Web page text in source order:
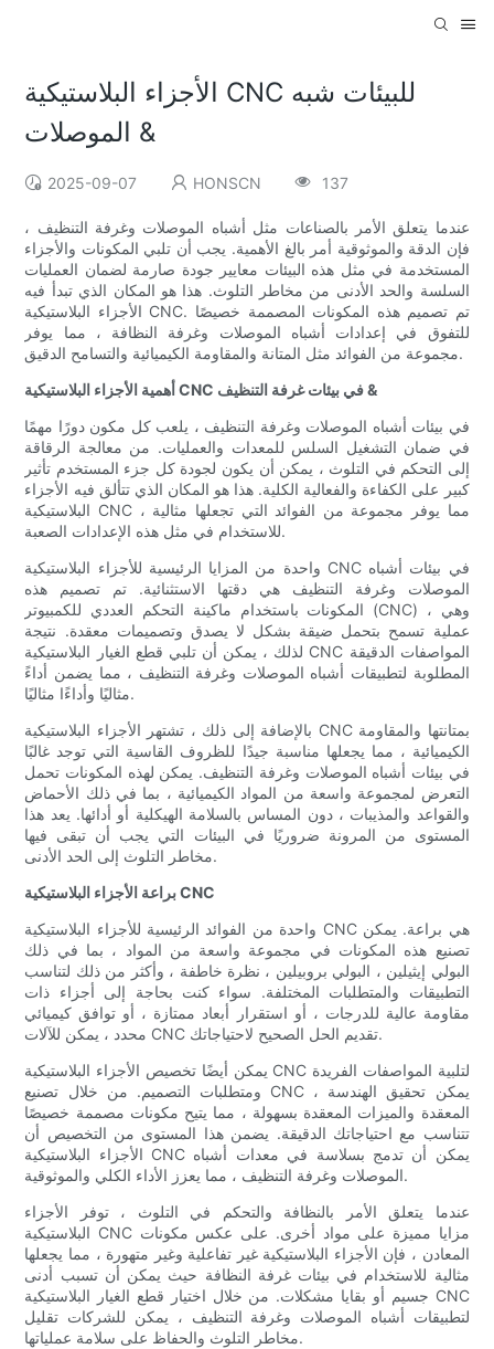
الأجزاء البلاستيكية CNC للبيئات شبه
الموصلات &
2025-09-07 HONSCN 137
عندما يتعلق الأمر بالصناعات مثل أشباه الموصلات وغرفة التنظيف ،
فإن الدقة والموثوقية أمر بالغ الأهمية. يجب أن تلبي المكونات والأجزاء
المستخدمة في مثل هذه البيئات معايير جودة صارمة لضمان العمليات
السلسة والحد الأدنى من مخاطر التلوث. هذا هو المكان الذي تبدأ فيه
الأجزاء البلاستيكية CNC. تم تصميم هذه المكونات المصممة خصيصًا
للتفوق في إعدادات أشباه الموصلات وغرفة النظافة ، مما يوفر
مجموعة من الفوائد مثل المتانة والمقاومة الكيميائية والتسامح الدقيق.
أهمية الأجزاء البلاستيكية CNC في بيئات غرفة التنظيف &
في بيئات أشباه الموصلات وغرفة التنظيف ، يلعب كل مكون دورًا مهمًا
في ضمان التشغيل السلس للمعدات والعمليات. من معالجة الرقاقة
إلى التحكم في التلوث ، يمكن أن يكون لجودة كل جزء المستخدم تأثير
كبير على الكفاءة والفعالية الكلية. هذا هو المكان الذي تتألق فيه الأجزاء
البلاستيكية CNC ، مما يوفر مجموعة من الفوائد التي تجعلها مثالية
للاستخدام في مثل هذه الإعدادات الصعبة.
واحدة من المزايا الرئيسية للأجزاء البلاستيكية CNC في بيئات أشباه
الموصلات وغرفة التنظيف هي دقتها الاستثنائية. تم تصميم هذه
المكونات باستخدام ماكينة التحكم العددي للكمبيوتر (CNC) ، وهي
عملية تسمح بتحمل ضيقة بشكل لا يصدق وتصميمات معقدة. نتيجة
لذلك ، يمكن أن تلبي قطع الغيار البلاستيكية CNC المواصفات الدقيقة
المطلوبة لتطبيقات أشباه الموصلات وغرفة التنظيف ، مما يضمن أداءً
مثاليًا وأداءًا مثاليًا.
بالإضافة إلى ذلك ، تشتهر الأجزاء البلاستيكية CNC بمتانتها والمقاومة
الكيميائية ، مما يجعلها مناسبة جيدًا للظروف القاسية التي توجد غالبًا
في بيئات أشباه الموصلات وغرفة التنظيف. يمكن لهذه المكونات تحمل
التعرض لمجموعة واسعة من المواد الكيميائية ، بما في ذلك الأحماض
والقواعد والمذيبات ، دون المساس بالسلامة الهيكلية أو أدائها. يعد هذا
المستوى من المرونة ضروريًا في البيئات التي يجب أن تبقى فيها
مخاطر التلوث إلى الحد الأدنى.
براعة الأجزاء البلاستيكية CNC
واحدة من الفوائد الرئيسية للأجزاء البلاستيكية CNC هي براعة. يمكن
تصنيع هذه المكونات في مجموعة واسعة من المواد ، بما في ذلك
البولي إيثيلين ، البولي بروبيلين ، نظرة خاطفة ، وأكثر من ذلك لتناسب
التطبيقات والمتطلبات المختلفة. سواء كنت بحاجة إلى أجزاء ذات
مقاومة عالية للدرجات ، أو استقرار أبعاد ممتازة ، أو توافق كيميائي
محدد ، يمكن للآلات CNC تقديم الحل الصحيح لاحتياجاتك.
يمكن أيضًا تخصيص الأجزاء البلاستيكية CNC لتلبية المواصفات الفريدة
ومتطلبات التصميم. من خلال تصنيع CNC ، يمكن تحقيق الهندسة
المعقدة والميزات المعقدة بسهولة ، مما يتيح مكونات مصممة خصيصًا
تتناسب مع احتياجاتك الدقيقة. يضمن هذا المستوى من التخصيص أن
الأجزاء البلاستيكية CNC يمكن أن تدمج بسلاسة في معدات أشباه
الموصلات وغرفة التنظيف ، مما يعزز الأداء الكلي والموثوقية.
عندما يتعلق الأمر بالنظافة والتحكم في التلوث ، توفر الأجزاء
البلاستيكية CNC مزايا مميزة على مواد أخرى. على عكس مكونات
المعادن ، فإن الأجزاء البلاستيكية غير تفاعلية وغير متهورة ، مما يجعلها
مثالية للاستخدام في بيئات غرفة النظافة حيث يمكن أن تسبب أدنى
جسيم أو بقايا مشكلات. من خلال اختيار قطع الغيار البلاستيكية CNC
لتطبيقات أشباه الموصلات وغرفة التنظيف ، يمكن للشركات تقليل
مخاطر التلوث والحفاظ على سلامة عملياتها.